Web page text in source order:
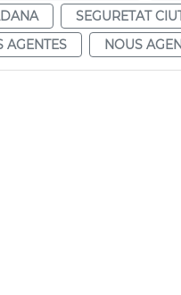
SEGURETAT
AGENTES NOUS